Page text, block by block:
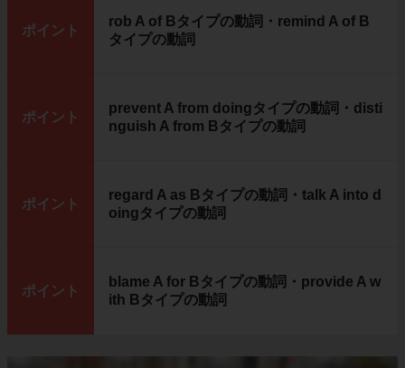
ポイント
rob A of Bタイプの動詞・remind A of B
タイプの動詞
ポイント
prevent A from doingタイプの動詞・disti
nguish A from Bタイプの動詞
ポイント
regard A as Bタイプの動詞・talk A into d
oingタイプの動詞
ポイント
blame A for Bタイプの動詞・provide A w
ith Bタイプの動詞